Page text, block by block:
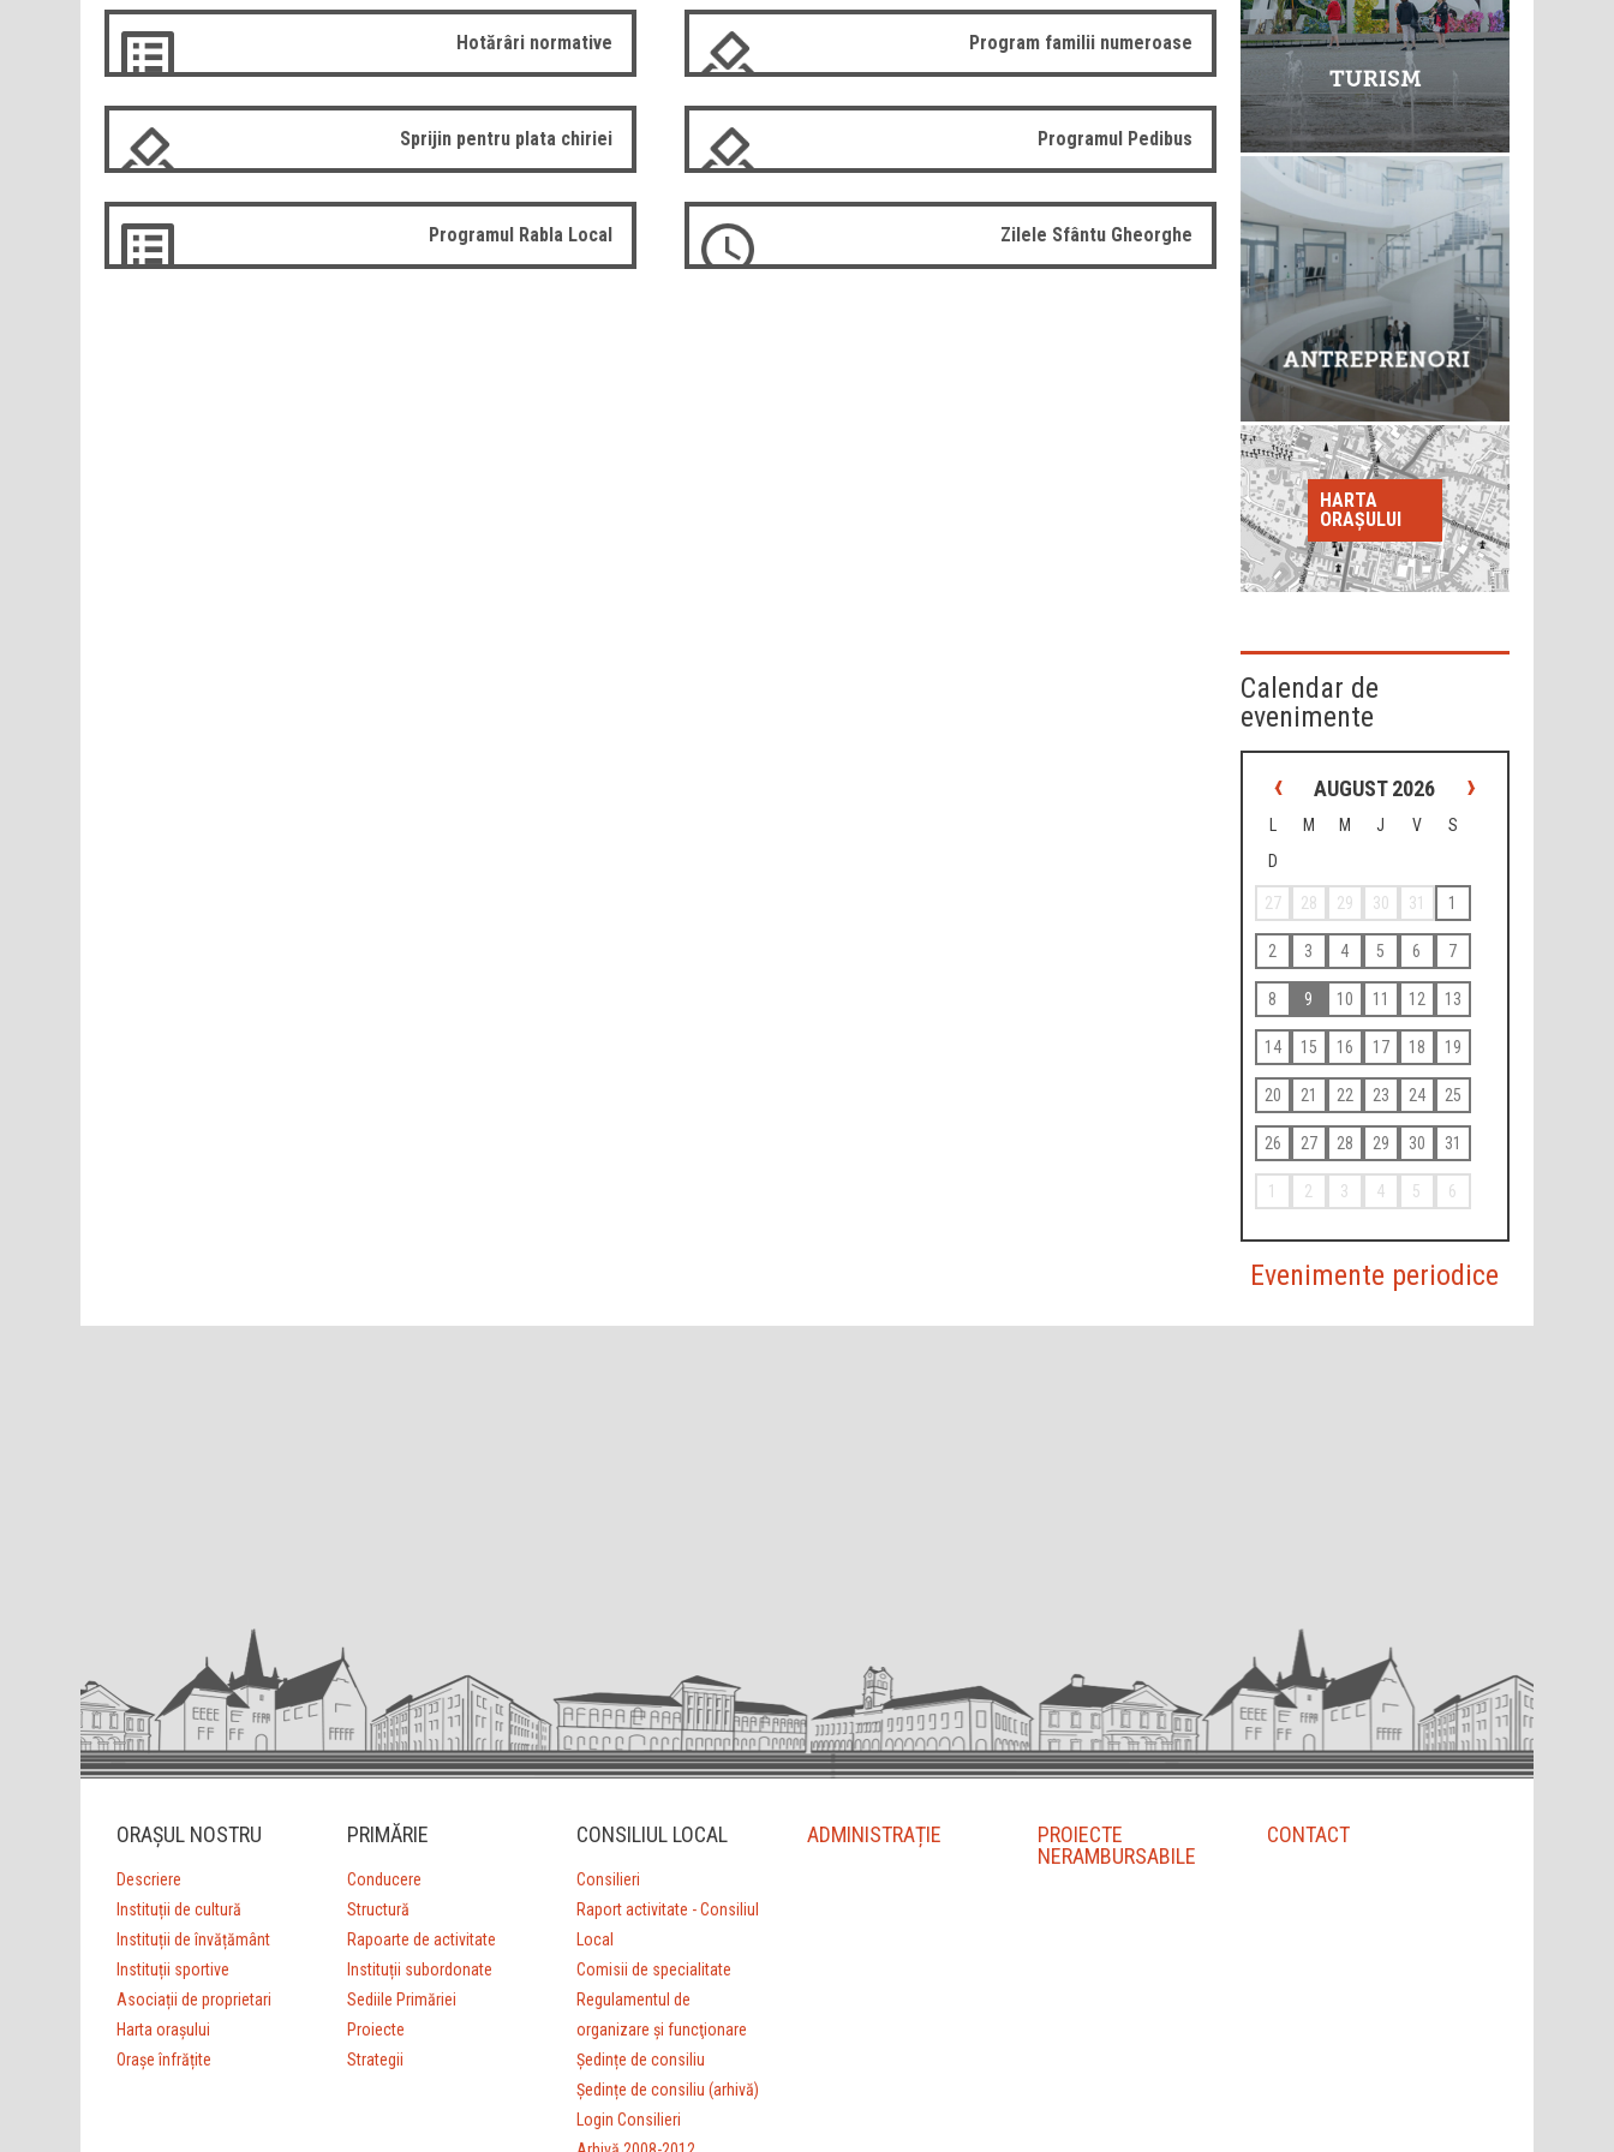
Hotărâri normative Program familii numeroase
Sprijin pentru plata chiriei Programul Pedibus
Programul Rabla Local Zilele Sfântu Gheorghe
HARTA
ORAȘULUI
Calendar de
evenimente
‹ AUGUST 2026 ›
L M M J V
S
D
27 28 29 30 31 1
2 3 4 5 6 7
8 9 10 11 12 13
14 15 16 17 18 19
20 21 22 23 24 25
26 27 28 29 30 31
1 2 3 4 5 6
Evenimente periodice
ORAȘUL NOSTRU
Descriere
Instituții de cultură
Instituții de învățământ
Instituții sportive
Asociații de proprietari
Harta orașului
Orașe înfrățite
PRIMĂRIE
Conducere
Structură
Rapoarte de activitate
Instituții subordonate
Sediile Primăriei
Proiecte
Strategii
CONSILIUL LOCAL
Consilieri
Raport activitate - Consiliul
Local
Comisii de specialitate
Regulamentul de
organizare şi funcţionare
Ședințe de consiliu
Ședințe de consiliu (arhivă)
Login Consilieri
ADMINISTRAȚIE
PROIECTE
NERAMBURSABILE
CONTACT